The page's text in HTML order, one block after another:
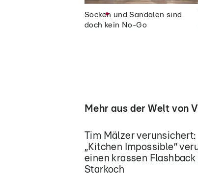
Socken und Sandalen sind
doch kein No-Go
Mehr aus der Welt von
Tim Mälzer verunsichert:
„Kitchen Impossible”
einen krassen Flashback
Starkoch